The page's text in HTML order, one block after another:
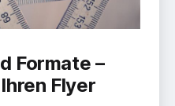
Formate –
Flyer